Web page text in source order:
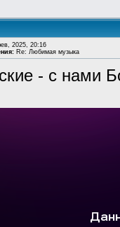
2025, 20:16
Re: Любимая музыка
- с нами